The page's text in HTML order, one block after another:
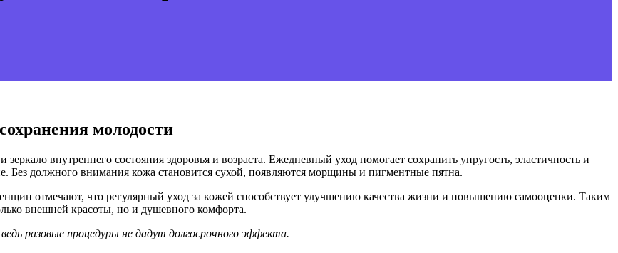
молодости
внутреннего состояния здоровья и возраста. Ежедневный уход помогает сохранить упругость, эластичность и
Без должного внимания кожа становится сухой, появляются морщины и пигментные пятна.
отмечают, что регулярный уход за кожей способствует улучшению качества жизни и повышению самооценки. Таким
внешней красоты, но и душевного комфорта.
разовые процедуры не дадут долгосрочного эффекта.